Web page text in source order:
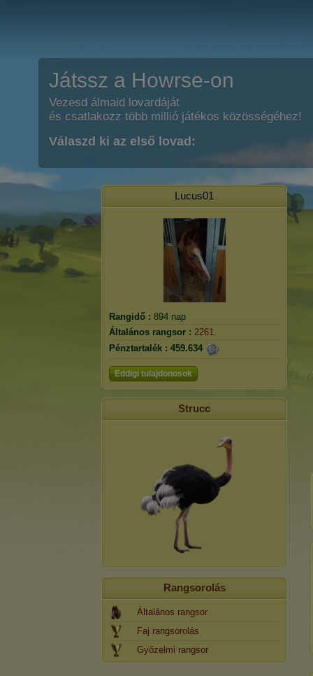
Játssz a Howrse-on
Vezesd álmaid lovardáját
és csatlakozz több millió játékos közösségéhez!
Válaszd ki az első lovad:
Lucus01
Rangidő : 894 nap
Általános rangsor : 2261.
Pénztartalék : 459.634
Eddigi tulajdonosok
Strucc
Rangsorolás
Általános rangsor
Faj rangsorolás
Győzelmi rangsor